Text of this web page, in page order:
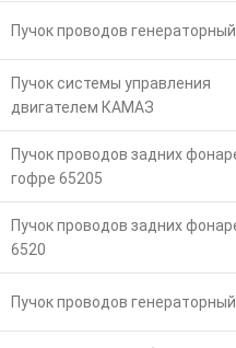
Пучок проводов
Пучок системы управления
двигателем КАМАЗ
Пучок проводов задних
гофре 65205
Пучок проводов задних
6520
Пучок проводов